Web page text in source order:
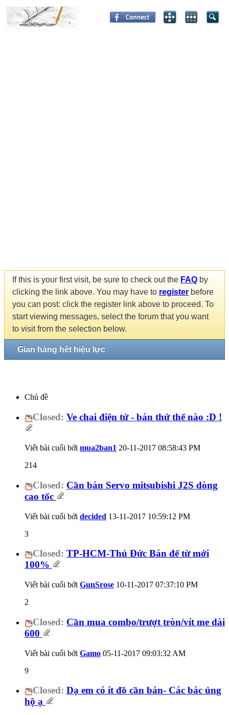
If this is your first visit, be sure to check out the FAQ by
clicking the link above. You may have to register before
you can post: click the register link above to proceed. To
start viewing messages, select the forum that you want
to visit from the selection below.
Gian hàng hết hiệu lực
Chủ đề
Closed: Ve chai điện tử - bán thử thế nào :D !
Viết bài cuối bởi mua2ban1 20-11-2017 08:58:43 PM
214
Closed: Cần bán Servo mitsubishi J2S dòng
cao tốc
Viết bài cuối bởi decided 13-11-2017 10:59:12 PM
3
Closed: TP-HCM-Thủ Đức Bán đế từ mới
100%
Viết bài cuối bởi GunSrose 10-11-2017 07:37:10 PM
2
Closed: Cần mua combo/trượt tròn/vít me dài
600
Viết bài cuối bởi Gamo 05-11-2017 09:03:32 AM
9
Closed: Dạ em có ít đồ cần bán- Các bác ủng
hộ ạ